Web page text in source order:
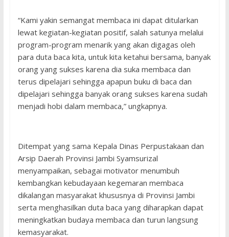
“Kami yakin semangat membaca ini dapat ditularkan
lewat kegiatan-kegiatan positif, salah satunya melalui
program-program menarik yang akan digagas oleh
para duta baca kita, untuk kita ketahui bersama, banyak
orang yang sukses karena dia suka membaca dan
terus dipelajari sehingga apapun buku di baca dan
dipelajari sehingga banyak orang sukses karena sudah
menjadi hobi dalam membaca,” ungkapnya.
Ditempat yang sama Kepala Dinas Perpustakaan dan
Arsip Daerah Provinsi Jambi Syamsurizal
menyampaikan, sebagai motivator menumbuh
kembangkan kebudayaan kegemaran membaca
dikalangan masyarakat khususnya di Provinsi Jambi
serta menghasilkan duta baca yang diharapkan dapat
meningkatkan budaya membaca dan turun langsung
kemasyarakat.